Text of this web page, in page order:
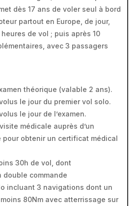
dès 17 ans de voler seul à bord
partout en Europe, de jour,
de vol ; puis après 10
avec 3 passagers
théorique (valable 2 ans).
le jour du premier vol solo.
le jour de l’examen.
médicale auprès d’un
pour obtenir un certificat médical
30h de vol, dont
double commande
incluant 3 navigations dont un
moins 80Nm avec atterrissage sur